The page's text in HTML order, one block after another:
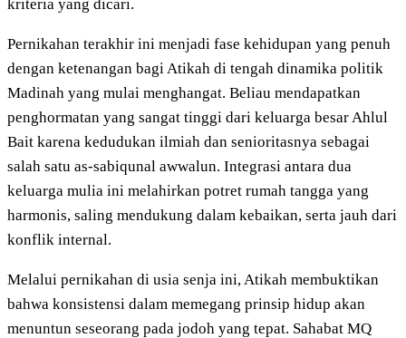
kriteria yang dicari.
Pernikahan terakhir ini menjadi fase kehidupan yang penuh
dengan ketenangan bagi Atikah di tengah dinamika politik
Madinah yang mulai menghangat. Beliau mendapatkan
penghormatan yang sangat tinggi dari keluarga besar Ahlul
Bait karena kedudukan ilmiah dan senioritasnya sebagai
salah satu as-sabiqunal awwalun. Integrasi antara dua
keluarga mulia ini melahirkan potret rumah tangga yang
harmonis, saling mendukung dalam kebaikan, serta jauh dari
konflik internal.
Melalui pernikahan di usia senja ini, Atikah membuktikan
bahwa konsistensi dalam memegang prinsip hidup akan
menuntun seseorang pada jodoh yang tepat. Sahabat MQ